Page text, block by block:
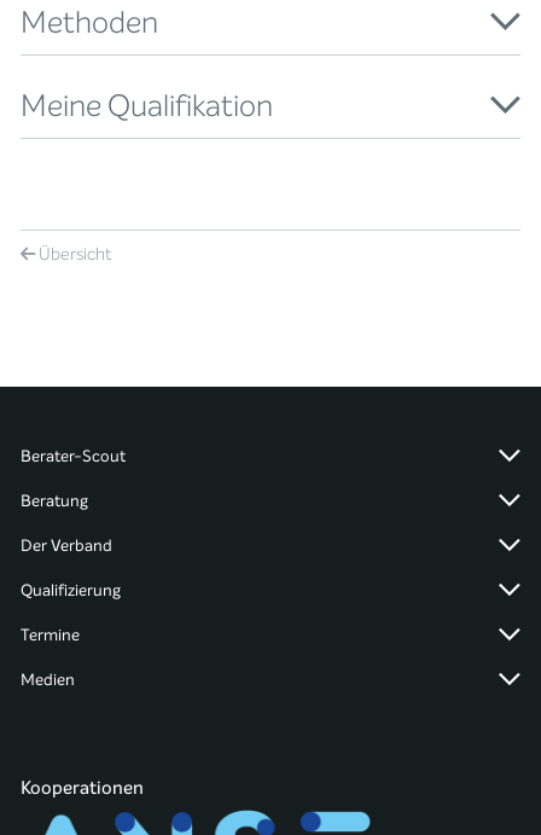
Methoden
Meine Qualifikation
Übersicht
Berater-Scout
Beratung
Der Verband
Qualifizierung
Termine
Medien
Kooperationen